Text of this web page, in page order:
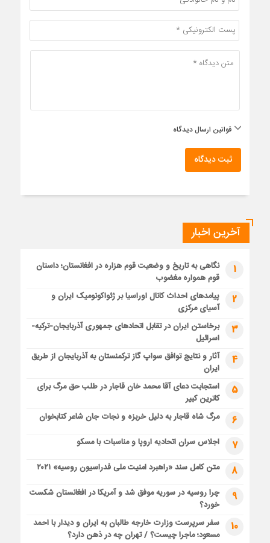
قوانین ارسال دیدگاه
ثبت دیدگاه
آخرین اخبار
1
نگاهی به تاریخ و وضعیت قوم هزاره در افغانستان؛ داستان
قوم همواره مغضوب
2
پیامدهای احداث کانال اوراسیا بر ژئواکونومیک ایران و
آسیای مرکزی
3
برخاستن ایران در تقابل اتحادهای جمهوری آذربایجان-ترکیه-
اسرائیل
4
آثار و نتایج توافق سواپ گاز ترکمنستان به آذربایجان از طریق
ایران
5
استجابت دعای آقا محمد خان قاجار در طلب حق مرگ برای
کاترین کبیر
6 مرگ شاه قاجار به دلیل خربزه و نجات جان شاعر کتابخوان
7 اجلاس سران اتحادیه اروپا و مناسبات با مسکو
8 متن کامل سند «راهبرد امنیت ملی فدراسیون روسیه» ۲۰۲۱
9
چرا روسیه در سوریه موفق شد و آمریکا در افغانستان شکست
خورد؟
10
سفر سرپرست وزارت خارجه طالبان به ایران و دیدار با احمد
مسعود؛ ماجرا چیست؟ / تهران چه در ذهن دارد؟